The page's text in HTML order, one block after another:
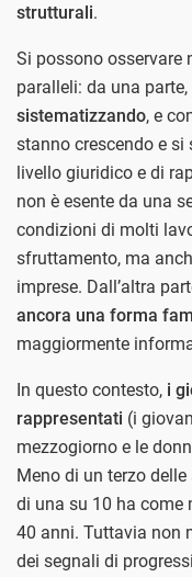
strutturali.
Si possono osservare
paralleli: da una parte,
sistematizzando, e
stanno crescendo e
livello giuridico e di
non è esente da una
condizioni di molti
sfruttamento, ma
imprese. Dall’altra
ancora una forma
maggiormente
In questo contesto, i
rappresentati (i
mezzogiorno e le
Meno di un terzo
di una su 10 ha come
40 anni. Tuttavia non
dei segnali di